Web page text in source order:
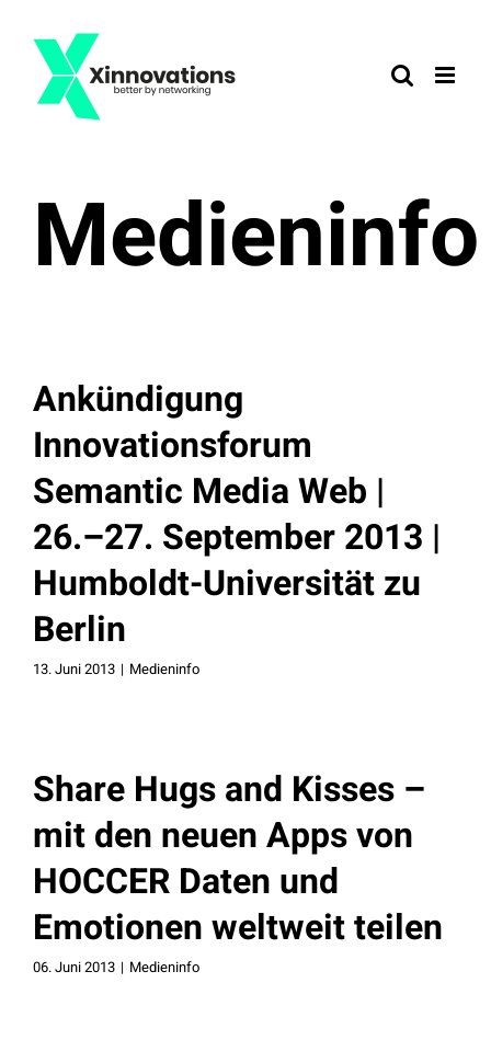
Inhalt
springen
Medieninfo
Ankündigung
Innovationsforum
Semantic Media Web |
26.–27. September 2013 |
Humboldt-Universität zu
Berlin
13. Juni 2013 | Medieninfo
Share Hugs and Kisses –
mit den neuen Apps von
HOCCER Daten und
Emotionen weltweit teilen
06. Juni 2013 | Medieninfo